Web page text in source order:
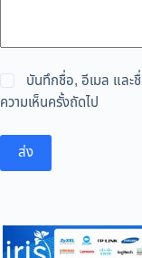
บันทึกชื่อ, อีเมล และ
ความเห็นครั้งถัดไป
ส่ง